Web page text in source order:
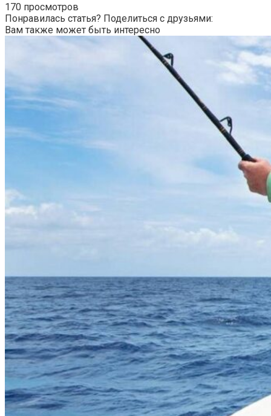
170 просмотров
Понравилась статья? Поделиться с друзьями:
Вам также может быть интересно